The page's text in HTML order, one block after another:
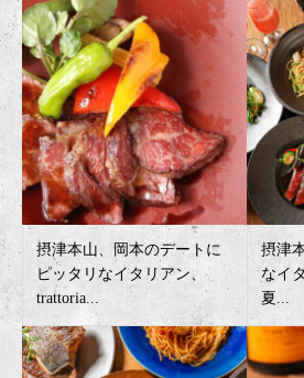
摂津本山、岡本のデートに
ピッタリなイタリアン、
trattoria...
摂津
なイ
夏...